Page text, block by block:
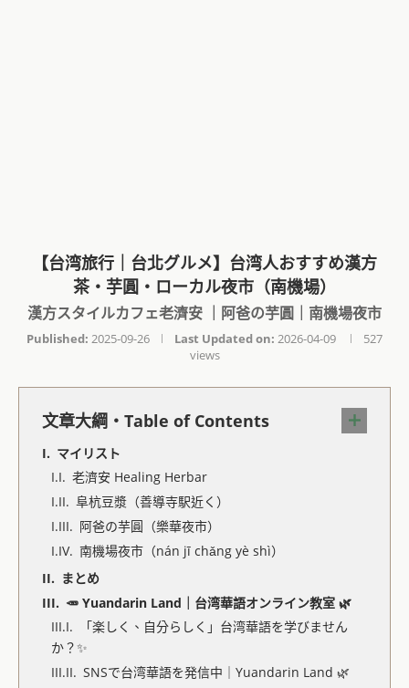
【台湾旅行｜台北グルメ】台湾人おすすめ漢方
茶・芋圓・ローカル夜市（南機場）
漢方スタイルカフェ老濟安 ｜阿爸の芋圓｜南機場夜市
Published: 2025-09-26 Last Updated on: 2026-04-09
527
views
文章大綱・Table of Contents
マイリスト
老濟安 Healing Herbar
阜杭豆漿（善導寺駅近く）
阿爸の芋圓（樂華夜市）
南機場夜市（nán jī chǎng yè shì）
まとめ
🥕 Yuandarin Land｜台湾華語オンライン教室 🌿
「楽しく、自分らしく」台湾華語を学びません
か？✨
SNSで台湾華語を発信中｜Yuandarin Land 🌿